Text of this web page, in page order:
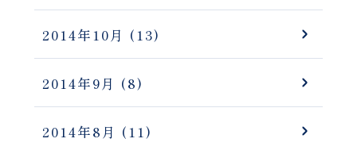
2014年10月 (13)
2014年9月 (8)
2014年8月 (11)